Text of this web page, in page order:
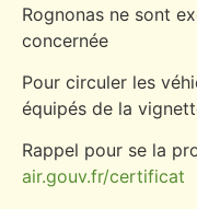
Rognonas ne sont
concernée
Pour circuler les
équipés de la
Rappel pour se la
air.gouv.fr/certificat